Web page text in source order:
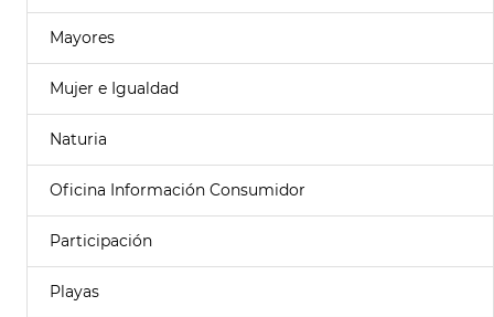
Mayores
Mujer e Igualdad
Naturia
Oficina Información Consumidor
Participación
Playas